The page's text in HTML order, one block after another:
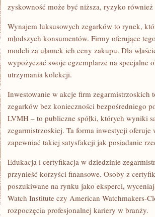
zyskowność może być niższa, ryzyko
Wynajem luksusowych zegarków to rynek,
młodszych konsumentów. Firmy oferujące
modeli za ułamek ich ceny zakupu. Dla
wypożyczać swoje egzemplarze na
utrzymania kolekcji.
Inwestowanie w akcje firm zegarmistrzoskich
zegarków bez konieczności bezpośredniego
LVMH – to publiczne spółki, których wyniki
zegarmistrzoskiej. Ta forma inwestycji
zapewniać takiej satysfakcji jak posiadanie
Edukacja i certyfikacja w dziedzinie
przynieść korzyści finansowe. Osoby z
poszukiwane na rynku jako eksperci,
Watch Institute czy American Watchmakers-
rozpoczęcia profesjonalnej kariery w branży.